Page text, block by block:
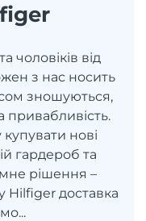
чоловіків від
з нас носить
зношуються,
привабливість.
нові
гардероб та
рішення –
Hilfiger доставка